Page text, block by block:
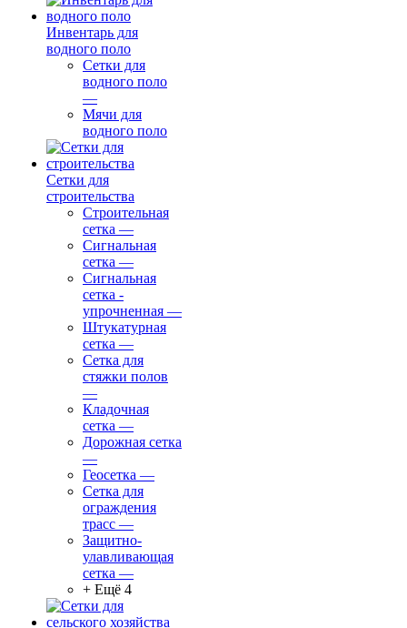
Инвентарь для
водного поло
Сетки для
водного поло
—
Мячи для
водного поло
Сетки для
строительства
Строительная
сетка —
Сигнальная
сетка —
Сигнальная
сетка -
упрочненная —
Штукатурная
сетка —
Сетка для
стяжки полов
—
Кладочная
сетка —
Дорожная сетка
—
Геосетка —
Сетка для
ограждения
трасс —
Защитно-
улавливающая
сетка —
+ Ещё 4